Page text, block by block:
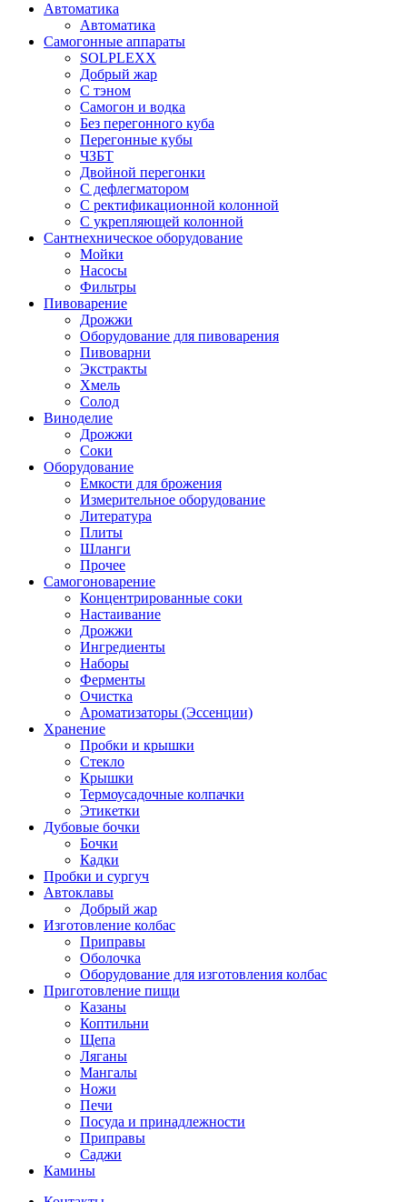
Автоматика
Автоматика
Самогонные аппараты
SOLPLEXX
Добрый жар
С тэном
Самогон и водка
Без перегонного куба
Перегонные кубы
ЧЗБТ
Двойной перегонки
С дефлегматором
С ректификационной колонной
С укрепляющей колонной
Сантнехническое оборудование
Мойки
Насосы
Фильтры
Пивоварение
Дрожжи
Оборудование для пивоварения
Пивоварни
Экстракты
Хмель
Солод
Виноделие
Дрожжи
Соки
Оборудование
Емкости для брожения
Измерительное оборудование
Литература
Плиты
Шланги
Прочее
Самогоноварение
Концентрированные соки
Настаивание
Дрожжи
Ингредиенты
Наборы
Ферменты
Очистка
Ароматизаторы (Эссенции)
Хранение
Пробки и крышки
Стекло
Крышки
Термоусадочные колпачки
Этикетки
Дубовые бочки
Бочки
Кадки
Пробки и сургуч
Автоклавы
Добрый жар
Изготовление колбас
Приправы
Оболочка
Оборудование для изготовления колбас
Приготовление пищи
Казаны
Коптильни
Щепа
Ляганы
Мангалы
Ножи
Печи
Посуда и принадлежности
Приправы
Саджи
Камины